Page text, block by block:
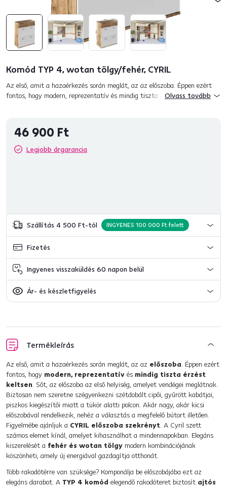
Komód TYP 4, wotan tölgy/fehér, CYRIL
Az első, amit a hazaérkezés során meglát, az az előszoba. Éppen ezért
fontos, hogy modern, reprezentatív és mindig tiszta érzést keltsen. Sőt,
Olvass tovább
46 900 Ft
Legjobb árgarancia
Szállítás 4 500 Ft-tól INGYENES 100 000 Ft felett
Fizetés
Ingyenes visszaküldés 60 napon belül
Ár- és készletfigyelés
Termékleírás
Az első, amit a hazaérkezés során meglát, az az előszoba. Éppen ezért
fontos, hogy modern, reprezentatív és mindig tiszta érzést
keltsen. Sőt, az előszoba az első helyiség, amelyet vendégei meglátnak.
Biztosan nem szeretne szégyenkezni szétdobált cipői, gyűrött kabátjai,
piszkos kiegészítői miatt a tükör alatti polcon. Akár nagy, akár kicsi
előszobával rendelkezik, nehéz a választás a megfelelő bútort illetően.
Figyelmébe ajánljuk a CYRIL előszoba szekrényt. A Cyril szett
számos elemet kínál, amelyet kihasználhat a mindennapokban. Elegáns
kiszerelését a fehér és wotan tölgy modern kombinációjának
köszönheti, amely új energiával gazdagítja otthonát.
Több rakodótérre van szüksége? Komponálja be előszobájába ezt az
elegáns darabot. A TYP 4 komód elegendő rakodóteret biztosít ajtós